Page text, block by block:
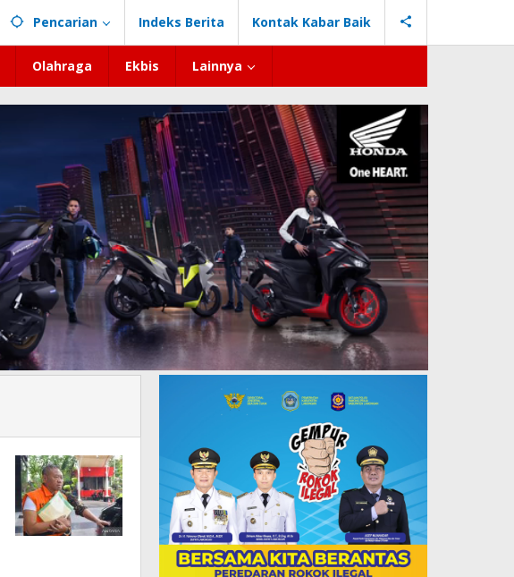
Pencarian Indeks Berita Kontak Kabar Baik
Olahraga Ekbis Lainnya